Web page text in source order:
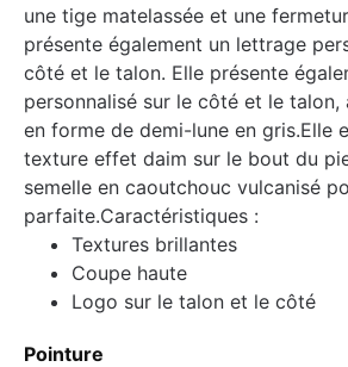
une tige matelassée et une
présente également un lettrage
côté et le talon. Elle présente
personnalisé sur le côté et le talon,
en forme de demi-lune en gris.Elle
texture effet daim sur le bout du
semelle en caoutchouc vulcanisé
parfaite.Caractéristiques :
Textures brillantes
Coupe haute
Logo sur le talon et le côté
Pointure